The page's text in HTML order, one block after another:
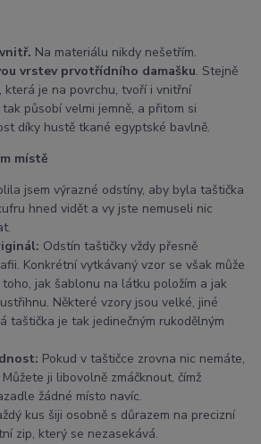
Na materiálu nikdy nešetřím.
vrstev prvotřídního damašku. Stejně
je na povrchu, tvoří i vnitřní
působí velmi jemně, a přitom si
díky hustě tkané egyptské bavlně.
místě
jsem výrazné odstíny, aby byla taštička
hned vidět a vy jste nemuseli nic
Odstín taštičky vždy přesně
Konkrétní vytkávaný vzor se však může
jak šablonu na látku položím a jak
Některé vzory jsou velké, jiné
taštička je tak jedinečným rukodělným
Pokud v taštičce zrovna nic nemáte,
ji libovolně zmáčknout, čímž
žádné místo navíc.
kus šiji osobně s důrazem na precizní
zip, který se nezasekává.